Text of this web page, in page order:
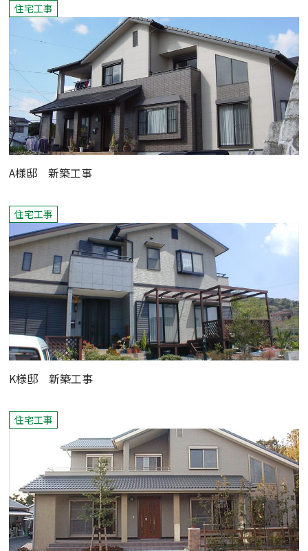
住宅工事
A様邸 新築工事
住宅工事
K様邸 新築工事
住宅工事